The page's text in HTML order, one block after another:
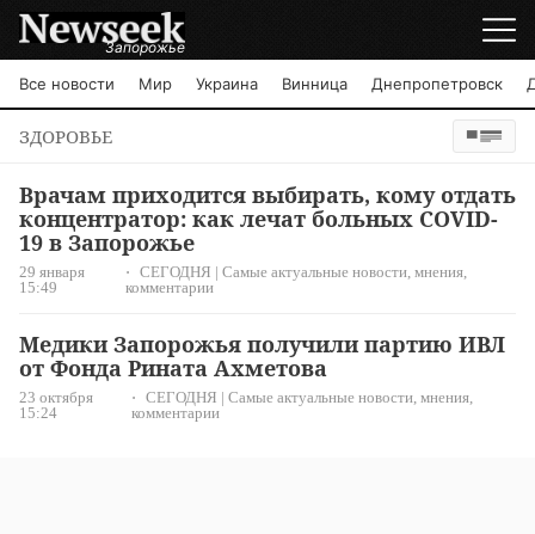
Запорожье
Все новости Мир Украина Винница Днепропетровск
ЗДОРОВЬЕ
Врачам приходится выбирать, кому отдать
концентратор: как лечат больных COVID-
19 в Запорожье
29 января
15:49
СЕГОДНЯ | Самые актуальные новости, мнения,
комментарии
Медики Запорожья получили партию ИВЛ
от Фонда Рината Ахметова
23 октября
15:24
СЕГОДНЯ | Самые актуальные новости, мнения,
комментарии